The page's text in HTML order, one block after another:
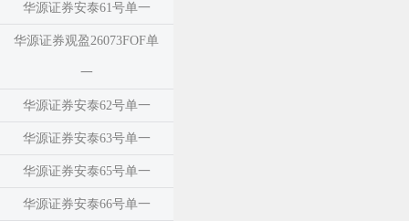
华源证券安泰61号单一
华源证券观盈26073FOF单
一
华源证券安泰62号单一
华源证券安泰63号单一
华源证券安泰65号单一
华源证券安泰66号单一